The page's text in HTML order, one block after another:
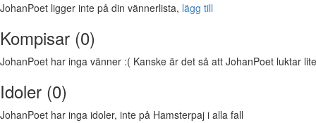
JohanPoet ligger inte på din vännerlista, lägg till
Kompisar (0)
JohanPoet har inga vänner :( Kanske är det så att JohanPoet luktar
Idoler (0)
JohanPoet har inga idoler, inte på Hamsterpaj i alla fall